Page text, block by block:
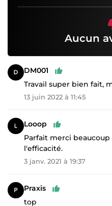
Aucun
DM001
Travail super bien fait,
13 juin 2022 à 11:45
Looop
Parfait merci
l'efficacité.
3 janv. 2021 à 19:37
Praxis
top